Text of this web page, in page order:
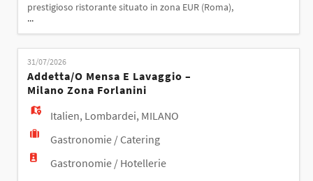
prestigioso ristorante situato in zona EUR (Roma),
un/una cuoco/a con conoscenza primi piatti. La
risorsa sarà inserita all'interno della brigata di
cucina e si occuperà della preparazione dei vari
piatti con un focus sui primi piatti, garantendo
qualità, organizzazione e rispetto degli standard del
ri
...
31/07/2026
Addetta/o Mensa E Lavaggio –
Milano Zona Forlanini
Italien, Lombardei, MILANO
Gastronomie / Catering
Gastronomie / Hotellerie